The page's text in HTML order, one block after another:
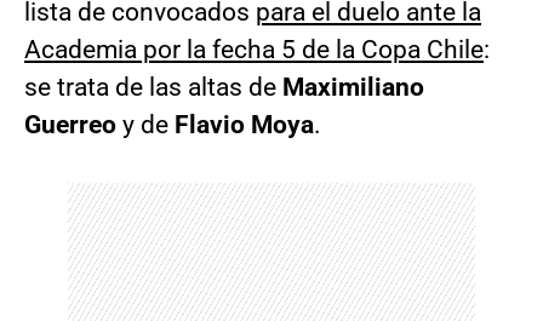
lista de convocados para el duelo ante la
Academia por la fecha 5 de la Copa Chile:
se trata de las altas de Maximiliano
Guerreo y de Flavio Moya.